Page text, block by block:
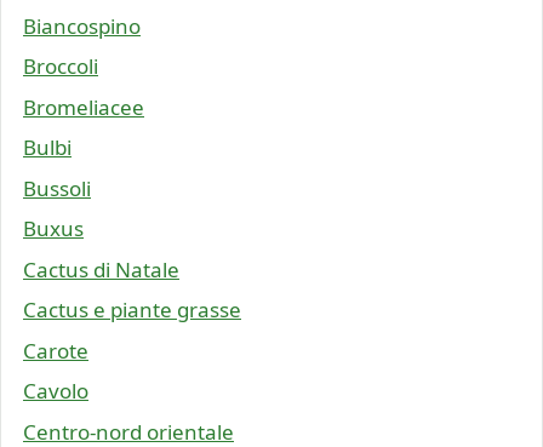
Biancospino
Broccoli
Bromeliacee
Bulbi
Bussoli
Buxus
Cactus di Natale
Cactus e piante grasse
Carote
Cavolo
Centro-nord orientale